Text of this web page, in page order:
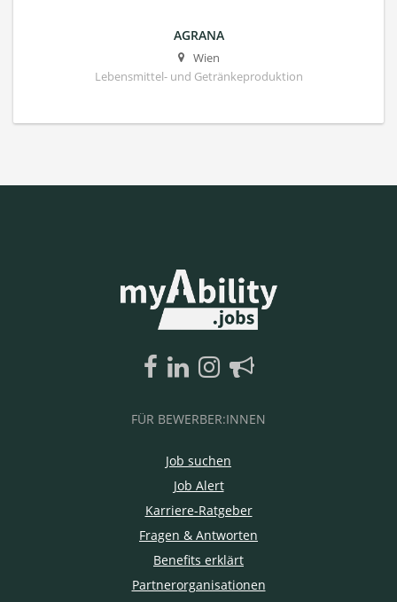
AGRANA
Wien
Lebensmittel- und Getränkeproduktion
FÜR BEWERBER:INNEN
Job suchen
Job Alert
Karriere-Ratgeber
Fragen & Antworten
Benefits erklärt
Partnerorganisationen